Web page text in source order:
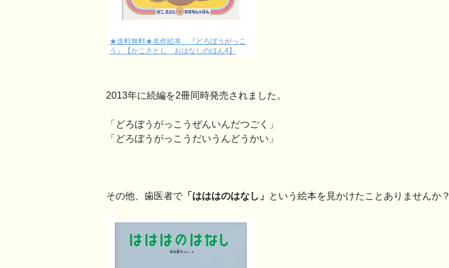
★送料無料★名作絵本 『どろぼうがっこ
う』【かこさとし おはなしのほん4】
2013年に続編を2冊同時発売されました。
「どろぼうがっこうぜんいんだつごく」
「どろぼうがっこうだいうんどうかい」
その他、歯医者で 「はははのはなし」 という絵本を見かけたことありませんか？